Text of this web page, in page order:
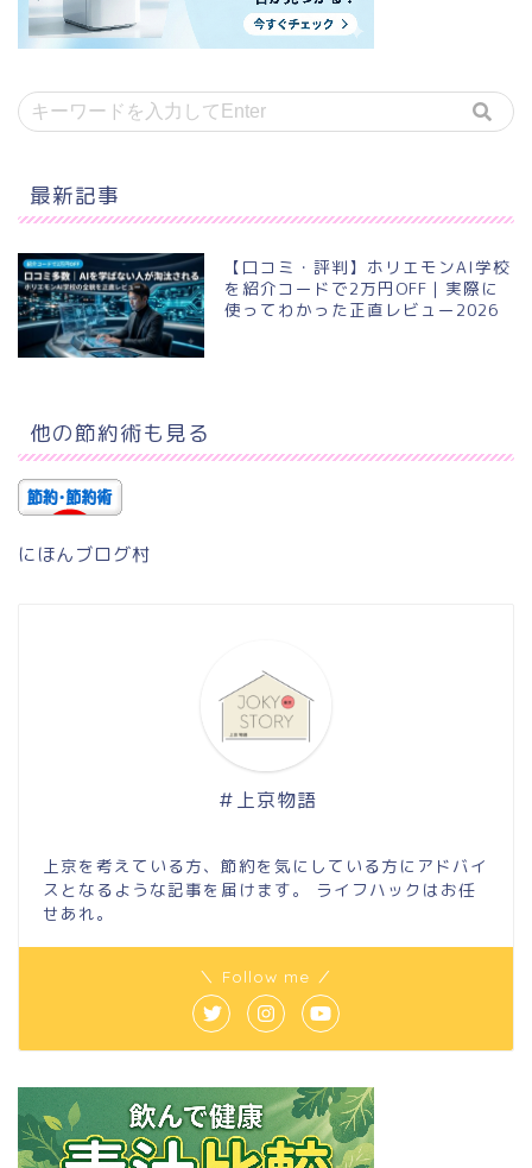
最新記事
【口コミ・評判】ホリエモンAI学校
を紹介コードで2万円OFF｜実際に
使ってわかった正直レビュー2026
他の節約術も見る
にほんブログ村
＃上京物語
上京を考えている方、節約を気にしている方にアドバイ
スとなるような記事を届けます。 ライフハックはお任
せあれ。
＼ Follow me ／